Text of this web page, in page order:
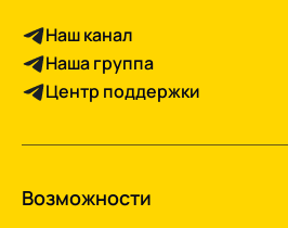
Наш канал
Наша группа
Центр поддержки
Возможности